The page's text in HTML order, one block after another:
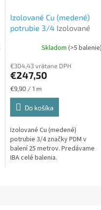
Izolované Cu (medené)
potrubie 3/4 Izolované
Skladom (>5 balenie)
€304,43 vrátane DPH
€247,50
Jednotková
cena:
€9,90 / 1 m
Do košíka
Izolované Cu (medené)
potrubie 3/4 značky PDM v
balení 25 metrov. Predávame
IBA celé balenia.